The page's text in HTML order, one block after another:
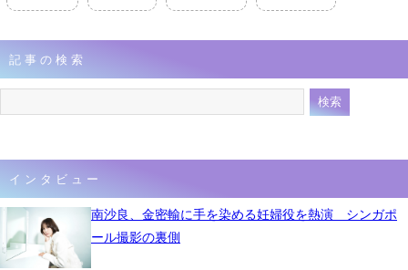
記事の検索
インタビュー
南沙良、金密輸に手を染める妊婦役を熱演 シンガポ
ール撮影の裏側